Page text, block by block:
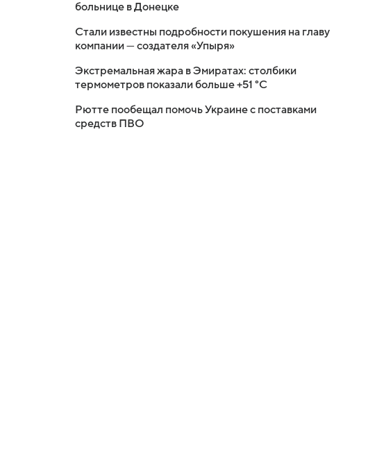
больнице в Донецке
Стали известны подробности покушения на главу
компании — создателя «Упыря»
Экстремальная жара в Эмиратах: столбики
термометров показали больше +51 °C
Рютте пообещал помочь Украине с поставками
средств ПВО